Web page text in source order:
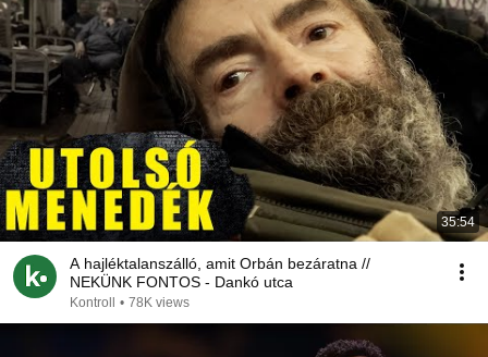
35:54
A hajléktalanszálló, amit Orbán bezáratna //
NEKÜNK FONTOS - Dankó utca
Kontroll • 78K views